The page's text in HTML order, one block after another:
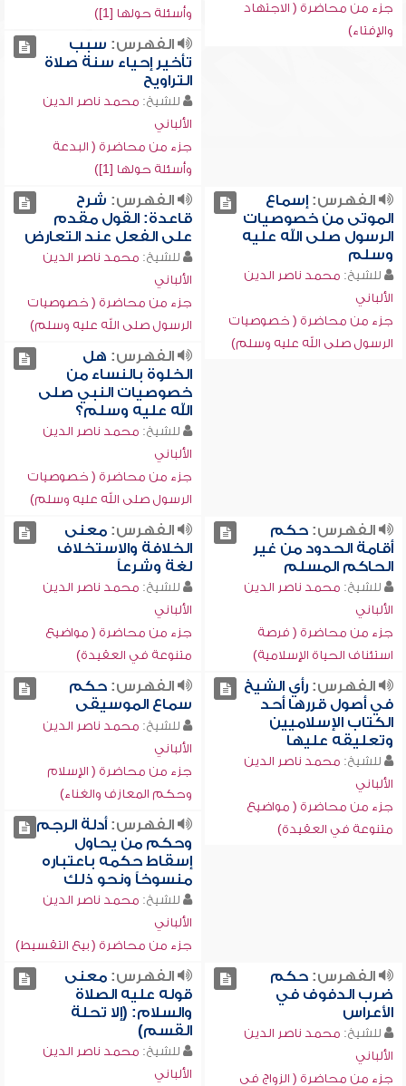
جزء من محاضرة ( الاجتهاد
والإفتاء)
وأسئلة حولها [1])
الفهرس: سبب
تأخير إحياء سنة صلاة
التراويح
للشيخ: محمد ناصر الدين
الألباني
جزء من محاضرة ( البدعة
وأسئلة حولها [1])
الفهرس:إسماع
الموتى من خصوصيات
الرسول صلى الله عليه
وسلم
للشيخ: محمد ناصر الدين
الألباني
جزء من محاضرة ( خصوصيات
الرسول صلى الله عليه وسلم)
الفهرس: شرح
قاعدة: القول مقدم
على الفعل عند التعارض
للشيخ: محمد ناصر الدين
الألباني
جزء من محاضرة ( خصوصيات
الرسول صلى الله عليه وسلم)
الفهرس: هل
الخلوة بالنساء من
خصوصيات النبي صلى
الله عليه وسلم؟
للشيخ: محمد ناصر الدين
الألباني
جزء من محاضرة ( خصوصيات
الرسول صلى الله عليه وسلم)
الفهرس:حكم
أقامة الحدود من غير
الحاكم المسلم
للشيخ: محمد ناصر الدين
الألباني
جزء من محاضرة ( فرصة
استئناف الحياة الإسلامية)
الفهرس:معنى
الخلافة والاستخلاف
لغة وشرعاً
للشيخ: محمد ناصر الدين
الألباني
جزء من محاضرة ( مواضيع
متنوعة في العقيدة)
الفهرس:رأي الشيخ
في أصول قررها أحد
الكتاب الإسلاميين
وتعليقه عليها
للشيخ: محمد ناصر الدين
الألباني
جزء من محاضرة ( مواضيع
متنوعة في العقيدة)
الفهرس:حكم
سماع الموسيقى
للشيخ: محمد ناصر الدين
الألباني
جزء من محاضرة ( الإسلام
وحكم المعازف والغناء)
الفهرس:أدلة الرجم
وحكم من يحاول
إسقاط حكمه باعتباره
منسوخاً ونحو ذلك
للشيخ: محمد ناصر الدين
الألباني
جزء من محاضرة ( بيع التقسيط)
الفهرس:حكم
ضرب الدفوف في
الأعراس
للشيخ: محمد ناصر الدين
الألباني
جزء من محاضرة ( الزواج في
الفهرس:معنى
قوله عليه الصلاة
والسلام: (إلا تحلة
القسم)
للشيخ: محمد ناصر الدين
الألباني